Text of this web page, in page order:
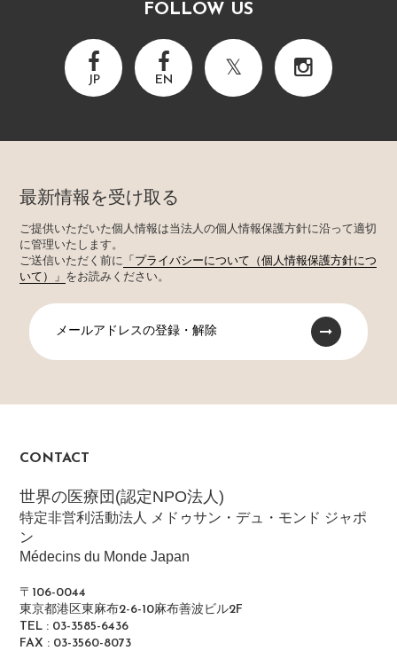
FOLLOW US
JP EN
最新情報を受け取る
ご提供いただいた個人情報は当法人の個人情報保護方針に沿って適切
に管理いたします。
ご送信いただく前に
「プライバシーについて（個人情報保護方針につ
いて）」 をお読みください。
メールアドレスの登録・解除
CONTACT
世界の医療団(認定NPO法人)
特定非営利活動法人 メドゥサン・デュ・モンド ジャポ
ン
Médecins du Monde Japan
〒106-0044
東京都港区東麻布2-6-10麻布善波ビル2F
TEL : 03-3585-6436
FAX : 03-3560-8073